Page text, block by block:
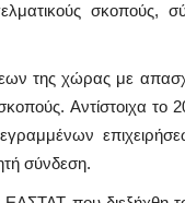
σκοπούς,
της χώρας με
Αντίστοιχα
σύνδεση.